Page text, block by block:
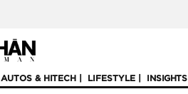
AUTOS & HITECH LIFESTYLE INSIGHTS